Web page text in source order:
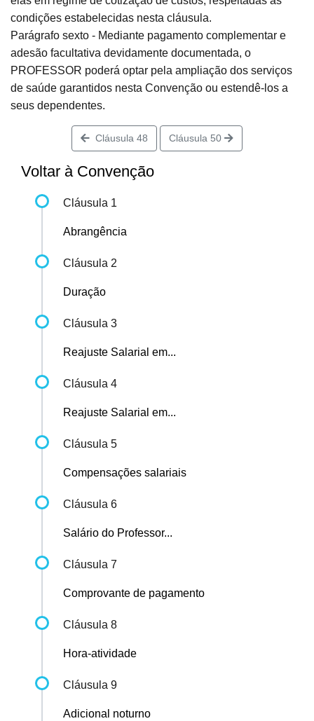
condições estabelecidas nesta cláusula.
Parágrafo sexto - Mediante pagamento complementar e
adesão facultativa devidamente documentada, o
PROFESSOR poderá optar pela ampliação dos serviços
de saúde garantidos nesta Convenção ou estendê-los a
seus dependentes.
Cláusula 48 Cláusula 50
Voltar à Convenção
Cláusula 1
Abrangência
Cláusula 2
Duração
Cláusula 3
Reajuste Salarial em...
Cláusula 4
Reajuste Salarial em...
Cláusula 5
Compensações salariais
Cláusula 6
Salário do Professor...
Cláusula 7
Comprovante de pagamento
Cláusula 8
Hora-atividade
Cláusula 9
Adicional noturno